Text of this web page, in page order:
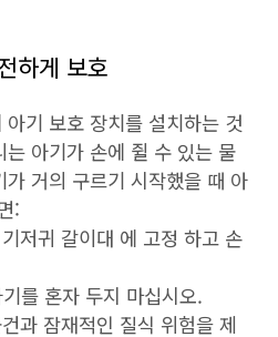
하게 보호
기 보호 장치를 설치하는 것
아기가 손에 쥘 수 있는 물
거의 구르기 시작했을 때 아
:
저귀 갈이대 에 고정 하고 손
를 혼자 두지 마십시오.
과 잠재적인 질식 위험을 제